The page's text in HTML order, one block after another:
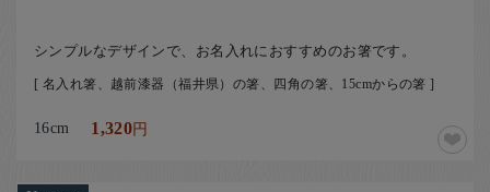
シンプルなデザインで、お名入れにおすすめのお箸です。
[ 名入れ箸、越前漆器（福井県）の箸、四角の箸、15cmからの箸 ]
16cm 1,320円